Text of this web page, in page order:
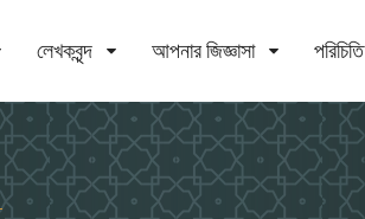
লেখকবৃন্দ আপনার জিজ্ঞাসা পরিচিতি